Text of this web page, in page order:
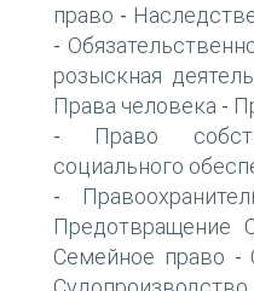
право -
-
розыскная
Права человека -
- Право
социального
-
Предотвращение
Семейное право -